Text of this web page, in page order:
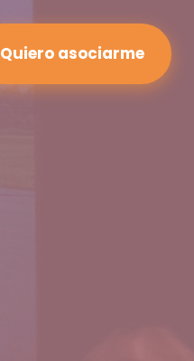
Quiero asociarme